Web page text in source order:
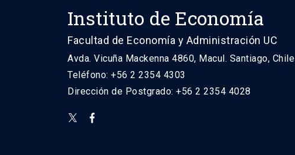
Instituto de Economía
Facultad de Economía y Administración UC
Avda. Vicuña Mackenna 4860, Macul. Santiago, Chile
Teléfono: +56 2 2354 4303
Dirección de Postgrado: +56 2 2354 4028